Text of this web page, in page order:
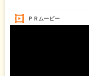
ＰＲムービー